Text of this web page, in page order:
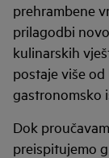
prehrambene
prilagodbi
kulinarskih
postaje više
gastronomsko
Dok
preispitujemo